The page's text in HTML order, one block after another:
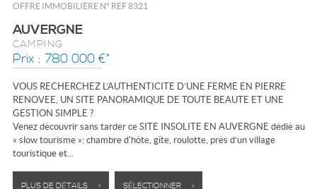
OFFRE IMMOBILIÈRE N° REF 8321
AUVERGNE
CAMPING
Prix : 780 000 €*
VOUS RECHERCHEZ L’AUTHENTICITE D’UNE FERME EN PIERRE
RENOVEE, UN SITE PANORAMIQUE DE TOUTE BEAUTE ET UNE
GESTION SIMPLE ?
Venez découvrir sans tarder ce SITE INSOLITE EN AUVERGNE dédié au
« slow tourisme »: chambre d'hôte, gîte, roulotte, près d’un village
touristique et...
PLUS DE DÉTAILS > SÉLECTIONNER >